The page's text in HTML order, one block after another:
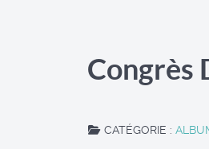
Congrès
CATÉGORIE :